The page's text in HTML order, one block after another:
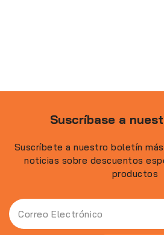
Suscríbase a
Suscríbete a nuestro boletín
noticias sobre descuentos
productos